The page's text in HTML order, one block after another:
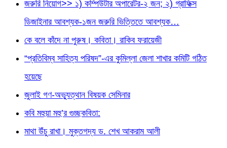
জরুরি নিয়োগ>> ১) কম্পিউটার অপারেটর-২ জন; ২) গ্রাফিক্স
ডিজাইনার আবশ্যক-১জন জরুরি ভিত্তিতে আবশ্যক…
কে বলে কাঁদে না পুরুষ। কবিতা। রাকিব ফরায়েজী
“প্রতিবিম্ব সাহিত্য পরিষদ”-এর কুমিল্লা জেলা শাখার কমিটি গঠিত
হয়েছে
জুলাই গণ-অভ্যুত্থান বিষয়ক সেমিনার
কবি মহুয়া মহু’র গুচ্ছকবিতা:
মাথা উঁচু রাখা। মুক্তগদ্য ড. শেখ আকরাম আলী